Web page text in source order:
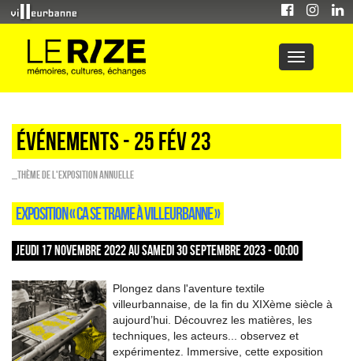
Événements - 25 Fév 23
_Thème de l'exposition annuelle
EXPOSITION « CA SE TRAME À VILLEURBANNE »
JEUDI 17 NOVEMBRE 2022 AU SAMEDI 30 SEPTEMBRE 2023 - 00:00
Plongez dans l'aventure textile
villeurbannaise, de la fin du XIXème siècle à
aujourd’hui. Découvrez les matières, les
techniques, les acteurs... observez et
expérimentez. Immersive, cette exposition